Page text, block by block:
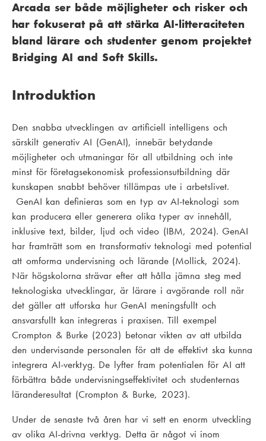
Arcada ser både möjligheter och risker och
har fokuserat på att stärka AI-litteraciteten
bland lärare och studenter genom projektet
Bridging AI and Soft Skills.
Introduktion
Den snabba utvecklingen av artificiell intelligens och
särskilt generativ AI (GenAI), innebär betydande
möjligheter och utmaningar för all utbildning och inte
minst för företagsekonomisk professionsutbildning där
kunskapen snabbt behöver tillämpas ute i arbetslivet.
GenAI kan definieras som en typ av AI-teknologi som
kan producera eller generera olika typer av innehåll,
inklusive text, bilder, ljud och video (IBM, 2024). GenAI
har framträtt som en transformativ teknologi med potential
att omforma undervisning och lärande (Mollick, 2024).
När högskolorna strävar efter att hålla jämna steg med
teknologiska utvecklingar, är lärare i avgörande roll när
det gäller att utforska hur GenAI meningsfullt och
ansvarsfullt kan integreras i praxisen. Till exempel
Crompton & Burke (2023) betonar vikten av att utbilda
den undervisande personalen för att de effektivt ska kunna
integrera AI-verktyg. De lyfter fram potentialen för AI att
förbättra både undervisningseffektivitet och studenternas
läranderesultat (Crompton & Burke, 2023).
Under de senaste två åren har vi sett en enorm utveckling
av olika AI-drivna verktyg. Detta är något vi inom